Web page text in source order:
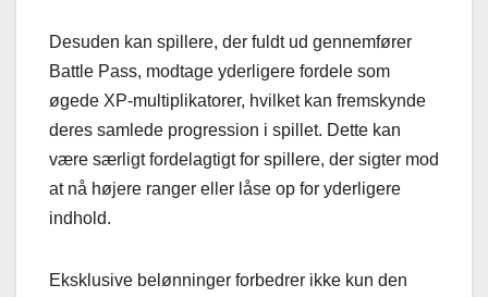
Desuden kan spillere, der fuldt ud gennemfører
Battle Pass, modtage yderligere fordele som
øgede XP-multiplikatorer, hvilket kan fremskynde
deres samlede progression i spillet. Dette kan
være særligt fordelagtigt for spillere, der sigter mod
at nå højere ranger eller låse op for yderligere
indhold.
Eksklusive belønninger forbedrer ikke kun den